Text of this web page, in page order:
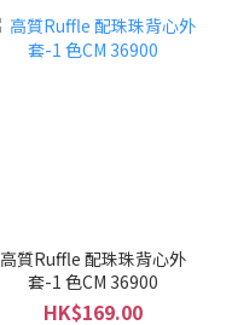
高質Ruffle 配珠珠背心外
套-1 色CM 36900
HK$169.00